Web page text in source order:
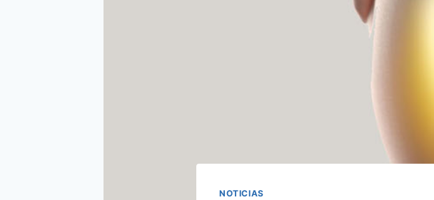
NOTICIAS